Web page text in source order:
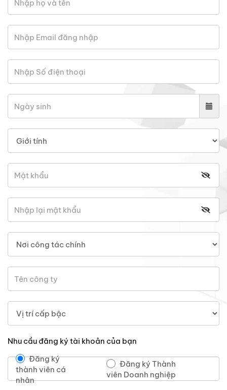
Nhu cầu đăng ký tài khoản của bạn
Đăng ký
thành viên cá
nhân
Đăng ký Thành
viên Doanh nghiệp